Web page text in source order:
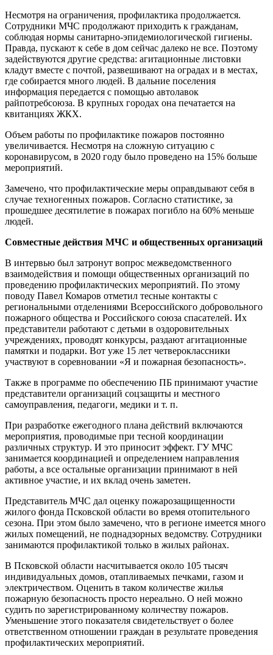
Несмотря на ограничения, профилактика продолжается.
Сотрудники МЧС продолжают приходить к гражданам,
соблюдая нормы санитарно-эпидемиологической гигиены.
Правда, пускают к себе в дом сейчас далеко не все. Поэтому
задействуются другие средства: агитационные листовки
кладут вместе с почтой, развешивают на оградах и в местах,
где собирается много людей. В дальние поселения
информация передается с помощью автолавок
райпотребсоюза. В крупных городах она печатается на
квитанциях ЖКХ.
Объем работы по профилактике пожаров постоянно
увеличивается. Несмотря на сложную ситуацию с
коронавирусом, в 2020 году было проведено на 15% больше
мероприятий.
Замечено, что профилактические меры оправдывают себя в
случае техногенных пожаров. Согласно статистике, за
прошедшее десятилетие в пожарах погибло на 60% меньше
людей.
Совместные действия МЧС и общественных организаций
В интервью был затронут вопрос межведомственного
взаимодействия и помощи общественных организаций по
проведению профилактических мероприятий. По этому
поводу Павел Комаров отметил тесные контакты с
региональными отделениями Всероссийского добровольного
пожарного общества и Российского союза спасателей. Их
представители работают с детьми в оздоровительных
учреждениях, проводят конкурсы, раздают агитационные
памятки и подарки. Вот уже 15 лет четвероклассники
участвуют в соревновании «Я и пожарная безопасность».
Также в программе по обеспечению ПБ принимают участие
представители организаций соцзащиты и местного
самоуправления, педагоги, медики и т. п.
При разработке ежегодного плана действий включаются
мероприятия, проводимые при тесной координации
различных структур. И это приносит эффект. ГУ МЧС
занимается координацией и определением направления
работы, а все остальные организации принимают в ней
активное участие, и их вклад очень заметен.
Представитель МЧС дал оценку пожарозащищенности
жилого фонда Псковской области во время отопительного
сезона. При этом было замечено, что в регионе имеется много
жилых помещений, не поднадзорных ведомству. Сотрудники
занимаются профилактикой только в жилых районах.
В Псковской области насчитывается около 105 тысяч
индивидуальных домов, отапливаемых печками, газом и
электричеством. Оценить в таком количестве жилья
пожарную безопасность просто нереально. О ней можно
судить по зарегистрированному количеству пожаров.
Уменьшение этого показателя свидетельствует о более
ответственном отношении граждан в результате проведения
профилактических мероприятий.